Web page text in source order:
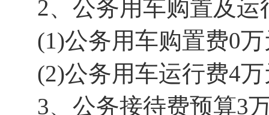
2、公务用车购置及
(1)公务用车购置费0
(2)公务用车运行费4
3、公务接待费预算3